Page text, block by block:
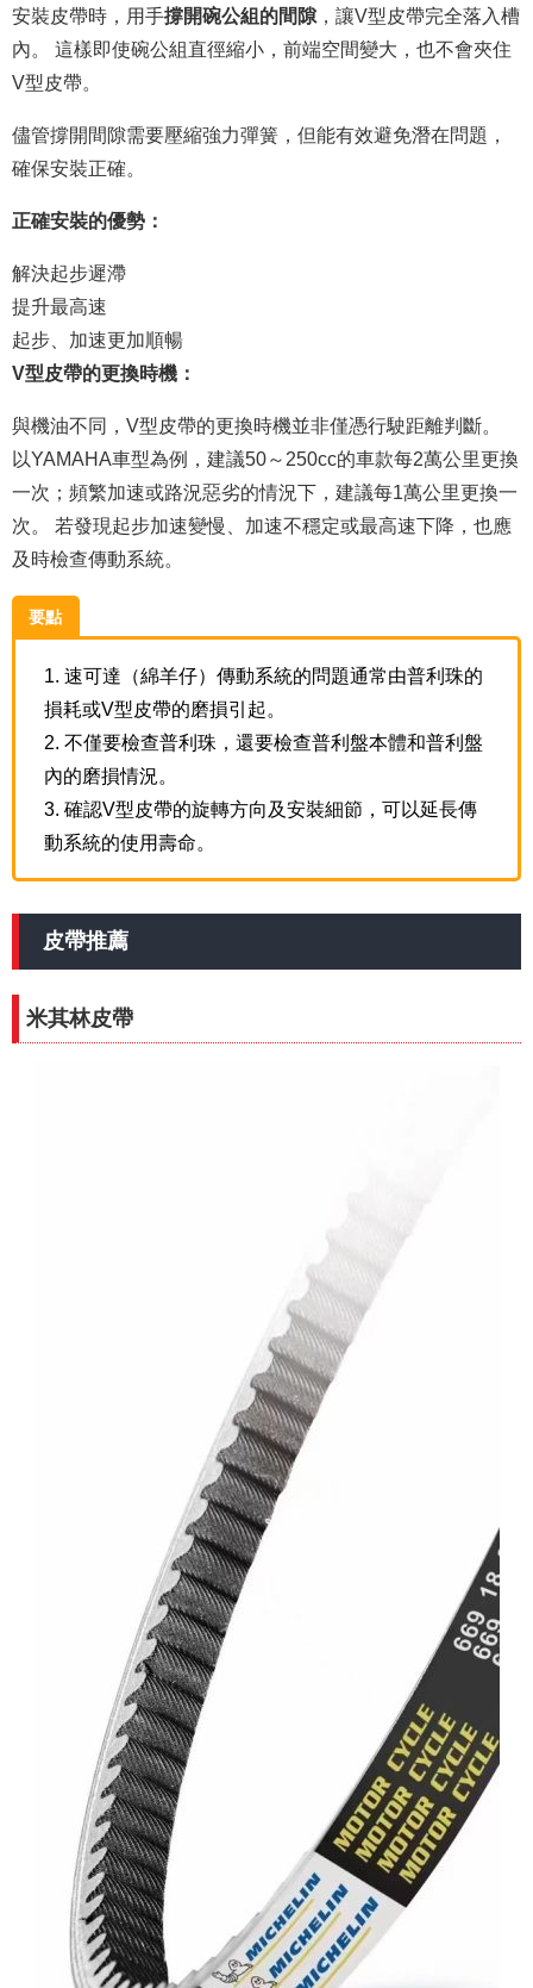
安裝皮帶時，用手撐開碗公組的間隙，讓V型皮帶完全落入槽
內。 這樣即使碗公組直徑縮小，前端空間變大，也不會夾住
V型皮帶。
儘管撐開間隙需要壓縮強力彈簧，但能有效避免潛在問題，
確保安裝正確。
正確安裝的優勢：
解決起步遲滯
提升最高速
起步、加速更加順暢
V型皮帶的更換時機：
與機油不同，V型皮帶的更換時機並非僅憑行駛距離判斷。
以YAMAHA車型為例，建議50～250cc的車款每2萬公里更換
一次；頻繁加速或路況惡劣的情況下，建議每1萬公里更換一
次。 若發現起步加速變慢、加速不穩定或最高速下降，也應
及時檢查傳動系統。
要點
1. 速可達（綿羊仔）傳動系統的問題通常由普利珠的
損耗或V型皮帶的磨損引起。
2. 不僅要檢查普利珠，還要檢查普利盤本體和普利盤
內的磨損情況。
3. 確認V型皮帶的旋轉方向及安裝細節，可以延長傳
動系統的使用壽命。
皮帶推薦
米其林皮帶